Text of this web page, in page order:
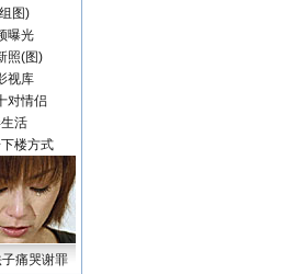
图)
曝光
照(图)
视库
对情侣
活
楼方式
痛哭谢罪